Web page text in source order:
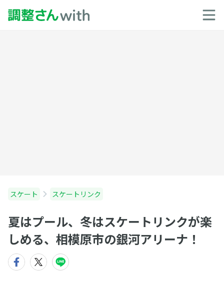
スケート スケートリンク
夏はプール、冬はスケートリンクが楽
しめる、相模原市の銀河アリーナ！